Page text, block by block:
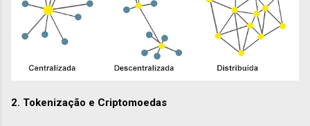
2. Tokenização e Criptomoedas